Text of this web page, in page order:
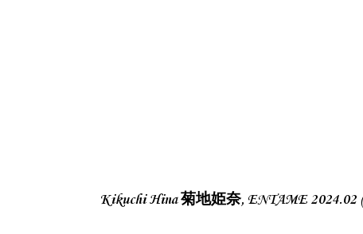
Kikuchi Hina 菊地姫奈, ENTAME